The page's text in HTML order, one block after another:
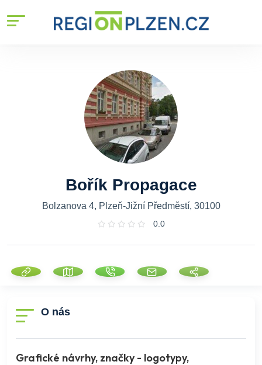
Bořík Propagace
Bolzanova 4, Plzeň-Jižní Předměstí, 30100
0.0
O nás
Grafické návrhy, značky - logotypy,